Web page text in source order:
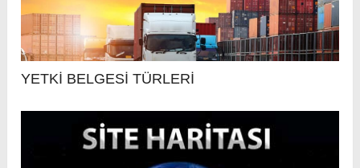
YETKİ BELGESİ TÜRLERİ